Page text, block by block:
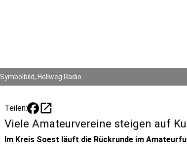
Symbolbild, Hellweg Radio
Teilen: open_in_new
Viele Amateurvereine steigen auf
Im Kreis Soest läuft die Rückrunde im